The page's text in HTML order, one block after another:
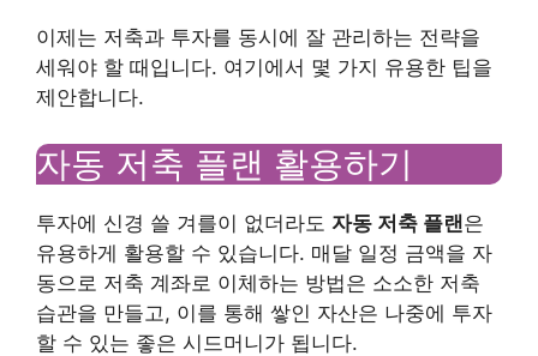
이제는 저축과 투자를 동시에 잘 관리하는 전략을
세워야 할 때입니다. 여기에서 몇 가지 유용한 팁을
제안합니다.
자동 저축 플랜 활용하기
투자에 신경 쓸 겨를이 없더라도 자동 저축 플랜은
유용하게 활용할 수 있습니다. 매달 일정 금액을 자
동으로 저축 계좌로 이체하는 방법은 소소한 저축
습관을 만들고, 이를 통해 쌓인 자산은 나중에 투자
할 수 있는 좋은 시드머니가 됩니다.